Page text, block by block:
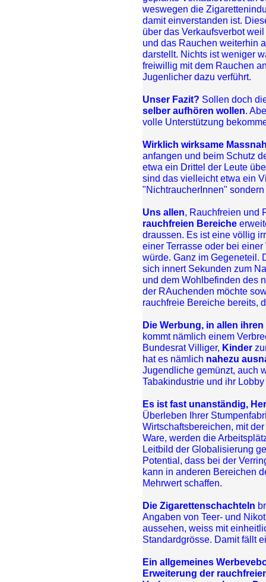
weswegen die
damit einverstanden ist.
über das Verkaufsverbot
und das Rauchen weiterhin
darstellt. Nichts ist weniger
freiwillig mit dem Rauchen
Jugenlicher dazu verführt.
Unser Fazit? Sollen doch
selber aufhören wollen.
volle Unterstützung
Wirklich wirksame
anfangen und beim Schutz
etwa ein Drittel der Leute
sind das vielleicht etwa ein
"NichtraucherInnen" sondern
Uns allen, Rauchfreien und
rauchfreien Bereiche
draussen. Es ist eine völlig
einer Terrasse oder bei
würde. Ganz im Gegeneteil.
sich innert Sekunden zum
und dem Wohlbefinden des
der RAuchenden möchte
rauchfreie Bereiche bereits,
Die Werbung, in allen
kommt nämlich einem
Bundesrat Villiger, Kinder
hat es nämlich nahezu
Jugendliche gemünzt, auch
Tabakindustrie und ihr
Es ist fast unanständig,
Überleben Ihrer
Wirtschaftsbereichen, mit
Ware, werden die
Leitbild der Globalisierung
Potential, dass bei der
kann in anderen Bereichen
Mehrwert schaffen.
Die Zigarettenschachteln
Angaben von Teer- und
aussehen, weiss mit
Standardgrösse. Damit fällt
Ein allgemeines
Erweiterung der